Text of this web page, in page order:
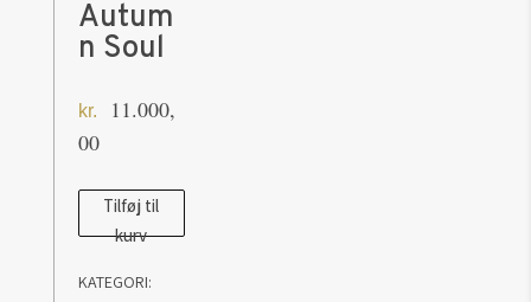
Autum
n Soul
kr.
11.000,
00
Maleri
af
Tilføj til
kurv
KATEGORI: